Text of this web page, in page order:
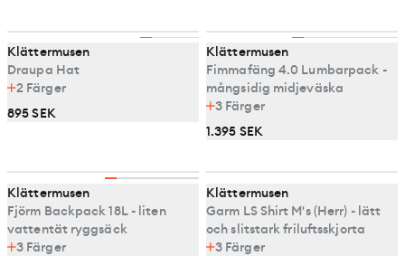
Klättermusen
Draupa Hat
2 Färger
895 SEK
Klättermusen
Fimmafäng 4.0 Lumbarpack -
mångsidig midjeväska
3 Färger
1.395 SEK
Klättermusen
Fjörm Backpack 18L - liten
vattentät ryggsäck
3 Färger
Klättermusen
Garm LS Shirt M's (Herr) - lätt
och slitstark friluftsskjorta
3 Färger